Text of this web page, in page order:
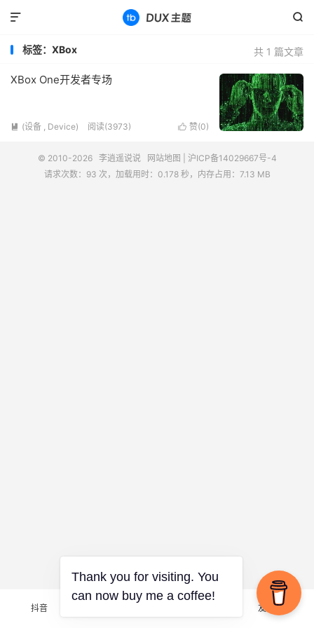


共 1 篇文章
标签：XBox
XBox One开发者专场
 赞(0)
 (设备 , Device) 阅读(3973)
© 2010-2026 李逍遥说说 网站地图
沪ICP备14029667号-4
请求次数：93 次，加载用时：0.178 秒，内存占用：7.13 MB
抖音 友情链接
Thank you for visiting. You
can now buy me a coffee!